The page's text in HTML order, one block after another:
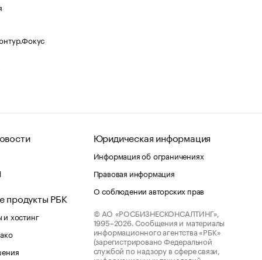
продукты РБК
хостинг
Юридическая информация
Информация об ограничениях
Правовая информация
О соблюдении авторских прав
© АО «РОСБИЗНЕСКОНСАЛТИНГ»,
1995–2026. Сообщения и материалы
информационного агентства «РБК»
(зарегистрировано Федеральной
службой по надзору в сфере связи,